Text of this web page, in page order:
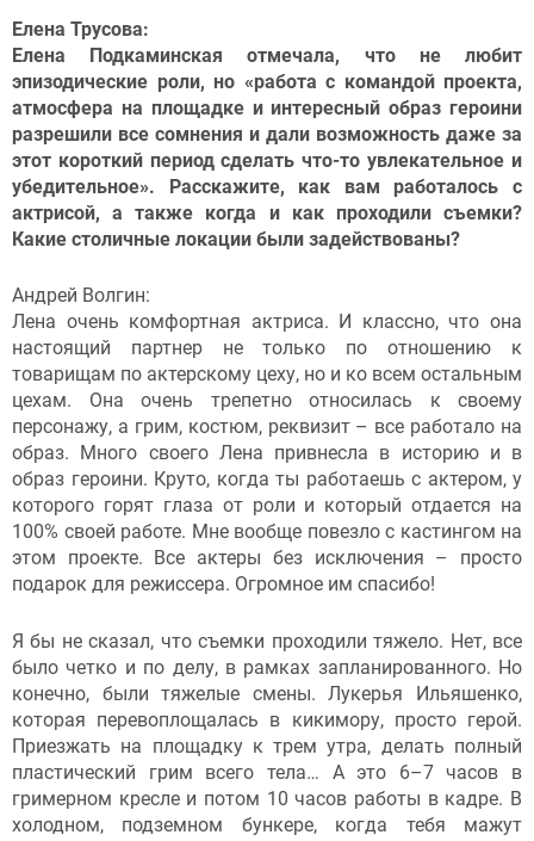
Елена Трусова:
Елена Подкаминская отмечала, что не любит
эпизодические роли, но «работа с командой проекта,
атмосфера на площадке и интересный образ героини
разрешили все сомнения и дали возможность даже за
этот короткий период сделать что-то увлекательное и
убедительное». Расскажите, как вам работалось с
актрисой, а также когда и как проходили съемки?
Какие столичные локации были задействованы?
Андрей Волгин:
Лена очень комфортная актриса. И классно, что она
настоящий партнер не только по отношению к
товарищам по актерскому цеху, но и ко всем остальным
цехам. Она очень трепетно относилась к своему
персонажу, а грим, костюм, реквизит – все работало на
образ. Много своего Лена привнесла в историю и в
образ героини. Круто, когда ты работаешь с актером, у
которого горят глаза от роли и который отдается на
100% своей работе. Мне вообще повезло с кастингом на
этом проекте. Все актеры без исключения – просто
подарок для режиссера. Огромное им спасибо!
Я бы не сказал, что съемки проходили тяжело. Нет, все
было четко и по делу, в рамках запланированного. Но
конечно, были тяжелые смены. Лукерья Ильяшенко,
которая перевоплощалась в кикимору, просто герой.
Приезжать на площадку к трем утра, делать полный
пластический грим всего тела… А это 6–7 часов в
гримерном кресле и потом 10 часов работы в кадре. В
холодном, подземном бункере, когда тебя мажут